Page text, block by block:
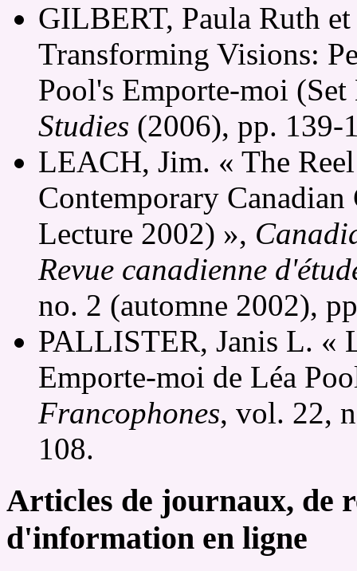
GILBERT, Paula Ruth
Transforming Visions:
Pool's Emporte-moi
Studies (2006), pp. 139-
LEACH, Jim. « The
Contemporary
Lecture 2002) »,
Revue canadienne
no. 2 (automne 2002),
PALLISTER, Janis L. «
Emporte-moi de Léa
Francophones, vol. 22,
108.
Articles de journaux, de
d'information en ligne